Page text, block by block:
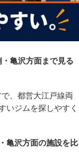
亀沢方面まで見る
、都営大江戸線両
いジムを探しやすく
亀沢方面の施設を比